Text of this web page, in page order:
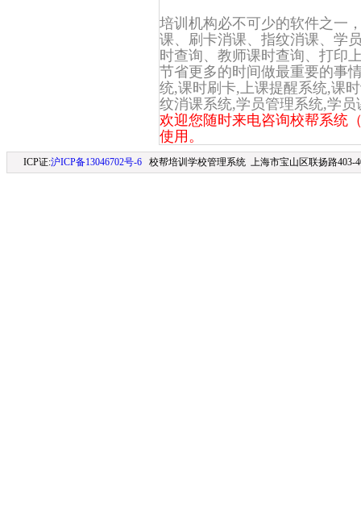
培训机构必不可少的软件之一
课、刷卡消课、指纹消课、学
时查询、教师课时查询、打印
节省更多的时间做最重要的事
统,课时刷卡,上课提醒系统,课
纹消课系统,学员管理系统,学
欢迎您随时来电咨询校帮系统
使用。
ICP证:沪ICP备13046702号-6校帮培训学校管理系统 上海市宝山区联扬路